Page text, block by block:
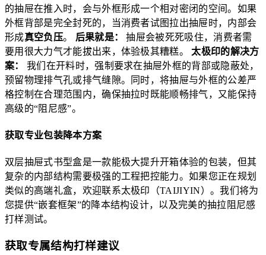
的抽屉在推入时，会与外框形成一个相对密闭的空间。如果
外框背部是完全封死的，当消费者试图拉出抽屉时，内部会
形成真空负压。 后果就是：
抽屉会被死死吸住，消费者需
要用很大力气才能拔出来，体验极其糟糕。 太极印的解决方
案：
我们在开料时，强制要求在抽屉外框的背部或隐蔽处，
预留物理排气孔或排气缝隙。同时，将抽屉与外框的公差严
格控制在合理范围内，确保抽拉时既能顺畅排气，又能保持
高级的“阻尼感”。
获取专业包装降本方案
双层抽屉式书型盒是一款能极大提升开箱体验的包装，但其
复杂的内部结构需要极强的工程把控能力。如果您正在规划
类似的高端礼盒，欢迎联系太极印（TAIJIYIN）。我们将为
您提供“嵌套框架”的降本结构设计，以及完美的抽拉阻尼感
打样测试。
获取专属结构打样建议